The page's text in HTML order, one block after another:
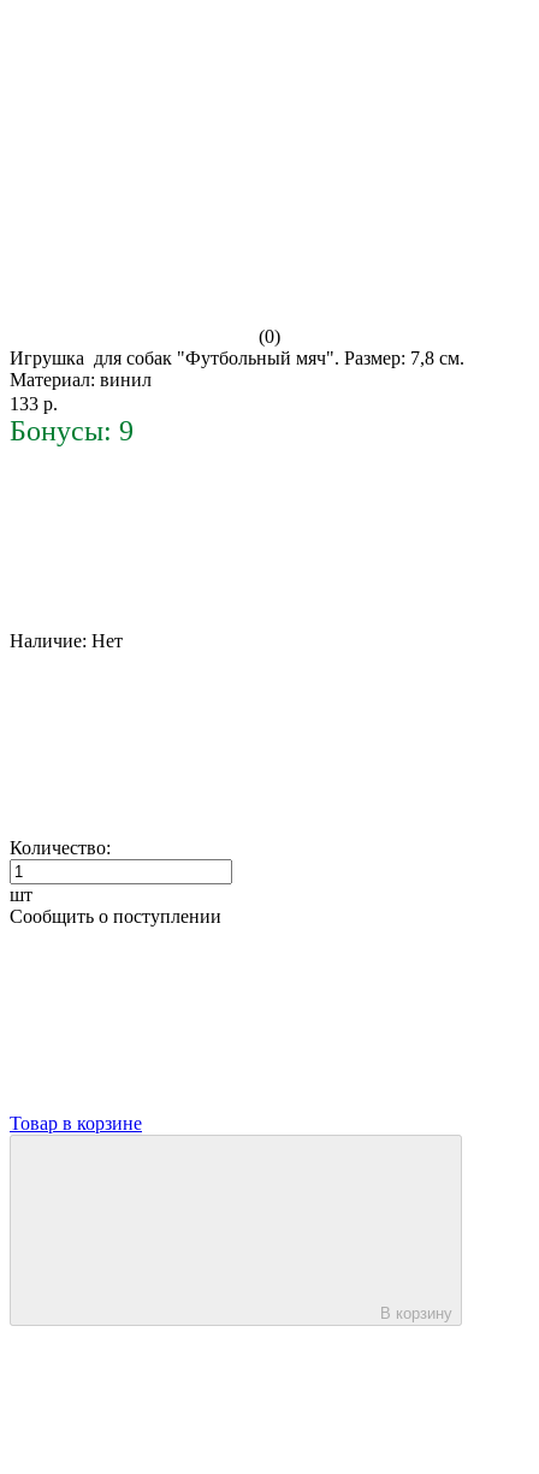
(0)
Игрушка для собак "Футбольный мяч". Размер: 7,8 см.
Материал: винил
133 р.
Бонусы: 9
Наличие: Нет
Количество:
шт
Сообщить о поступлении
Товар в корзине
В корзину